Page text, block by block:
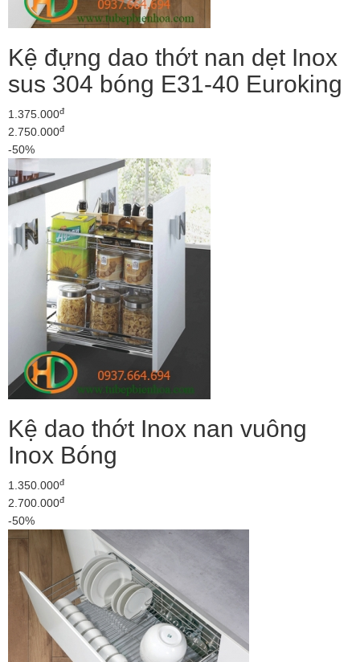
Kệ đựng dao thớt nan dẹt Inox
sus 304 bóng E31-40 Euroking
1.375.000đ
2.750.000đ
-50%
Kệ dao thớt Inox nan vuông
Inox Bóng
1.350.000đ
2.700.000đ
-50%